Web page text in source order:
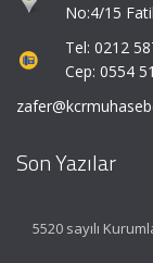
No:4/15
Tel: 0212
Cep: 0554
Son Yazılar
5520 sayılı